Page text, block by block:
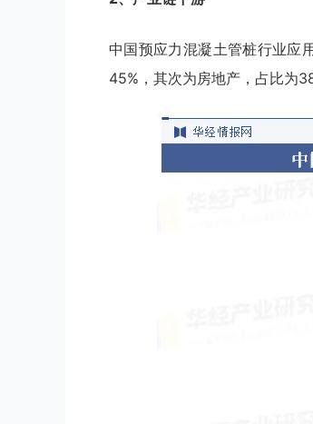
中国预应力混凝土管桩行业应
45%，其次为房地产，占比为